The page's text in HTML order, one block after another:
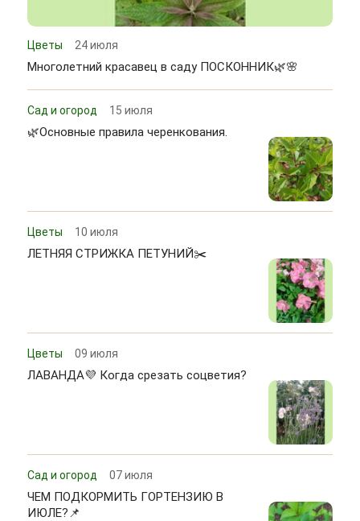
Цветы 24 июля
Многолетний красавец в саду ПОСКОННИК🌿🌸
Сад и огород 15 июля
🌿Основные правила черенкования.
Цветы 10 июля
ЛЕТНЯЯ СТРИЖКА ПЕТУНИЙ✂️
Цветы 09 июля
ЛАВАНДА💜 Когда срезать соцветия?
Сад и огород 07 июля
ЧЕМ ПОДКОРМИТЬ ГОРТЕНЗИЮ В
ИЮЛЕ?📌